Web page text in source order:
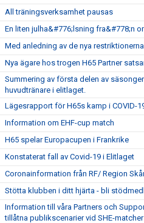
All träningsverksamhet pausas
En liten julha&#776;lsning fra&#778;n
Med anledning av de nya restriktionerna
Nya ägare hos trogen H65 Partner
Summering av första delen av
huvudtränare i elitlaget.
Lägesrapport för H65s kamp i COVID-
Information om EHF-cup match
H65 spelar Europacupen i Frankrike
Konstaterat fall av Covid-19 i Elitlaget
Coronainformation från RF/ Region
Stötta klubben i ditt hjärta - bli
Information till våra Partners och
tillåtna publikscenarier vid SHE-matcher